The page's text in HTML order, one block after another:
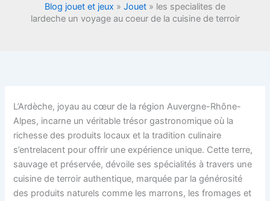
Blog jouet et jeux » Jouet » les specialites de
lardeche un voyage au coeur de la cuisine de terroir
L’Ardèche, joyau au cœur de la région Auvergne-Rhône-
Alpes, incarne un véritable trésor gastronomique où la
richesse des produits locaux et la tradition culinaire
s’entrelacent pour offrir une expérience unique. Cette terre,
sauvage et préservée, dévoile ses spécialités à travers une
cuisine de terroir authentique, marquée par la générosité
des produits naturels comme les marrons, les fromages et